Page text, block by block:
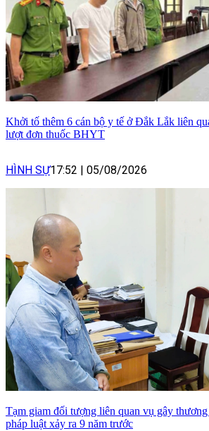
Khởi tố thêm 6 cán bộ y tế ở Đắk Lắk liên
lượt đơn thuốc BHYT
HÌNH SỰ17:52 05/08/2026
Tạm giam đối tượng liên quan vụ gây
pháp luật xảy ra 9 năm trước